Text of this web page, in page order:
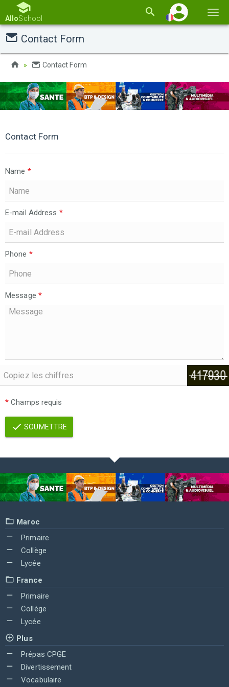
la
AlloSchool
Contact Form
Contact Form
Contact Form
Name *
E-mail Address *
Phone *
Message *
* Champs requis
SOUMETTRE
Maroc
Primaire
Collège
Lycée
France
Primaire
Collège
Lycée
Plus
Prépas CPGE
Divertissement
Vocabulaire